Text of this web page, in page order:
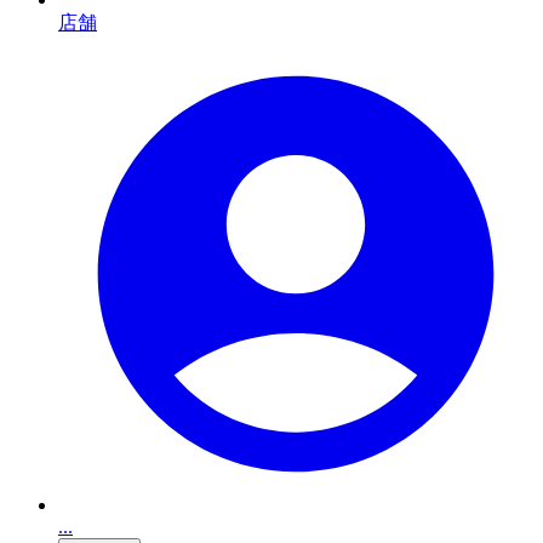
店舗
...